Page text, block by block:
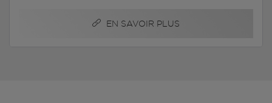
EN SAVOIR PLUS